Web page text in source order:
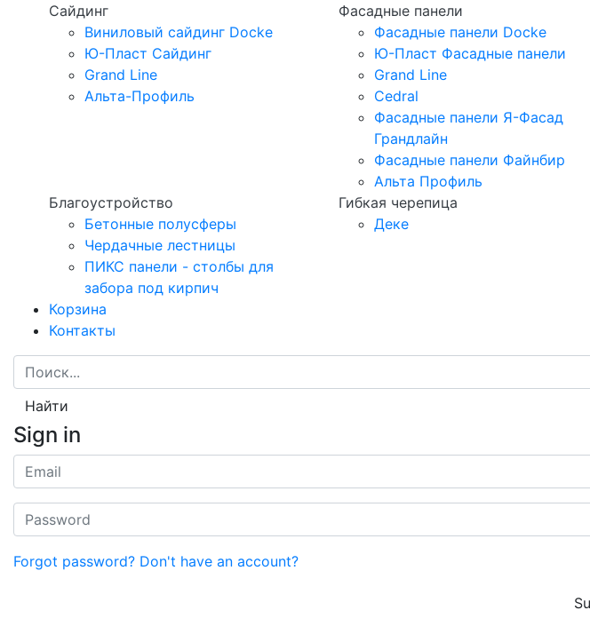
Сайдинг
Виниловый сайдинг Docke
Ю-Пласт Сайдинг
Grand Line
Альта-Профиль
Фасадные панели
Фасадные панели Docke
Ю-Пласт Фасадные панели
Grand Line
Cedral
Фасадные панели Я-Фасад
Грандлайн
Фасадные панели Файнбир
Альта Профиль
Благоустройство
Бетонные полусферы
Чердачные лестницы
ПИКС панели - столбы для
забора под кирпич
Гибкая черепица
Деке
Корзина
Контакты
Найти
Sign in
Forgot password? Don't have an account?